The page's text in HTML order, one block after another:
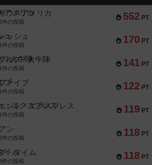
552 PT
ウスアメリカ
2件の投稿
170 PT
ッシュ
1件の投稿
141 PT
ルズ / 火牛陣
1件の投稿
122 PT
ァイブ
1件の投稿
119 PT
ント・エクスプレス
1件の投稿
118 PT
ン
2件の投稿
118 PT
・タイム
件の投稿